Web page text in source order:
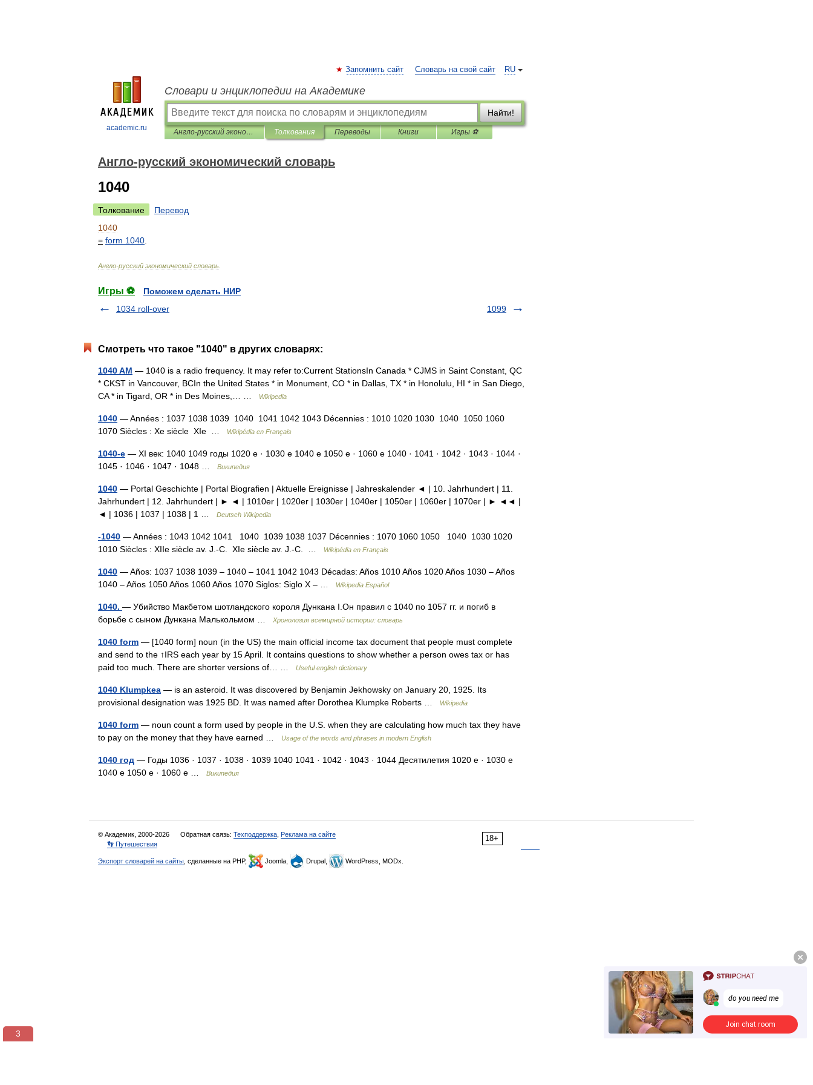
academic.ru
RU
Запомнить сайт Словарь на свой сайт
Словари и энциклопедии на Академике
Найти!
Англо-русский экономический словарь Толкования Переводы Книги Игры ⚽
Англо-русский экономический словарь
1040
Толкование
Перевод
1040
= form 1040
Англо-русский экономический словарь
Игры ⚽
Поможем сделать НИР
1034 roll-over
1099
Смотреть что такое "1040" в других словарях:
1040 AM — 1040 is a radio frequency. It may refer to:Current StationsIn Canada * CJMS in Saint Constant, QC
* CKST in Vancouver, BCIn the United States * in Monument, CO * in Dallas, TX * in Honolulu, HI * in San Diego,
CA * in Tigard, OR * in Des Moines,… …
Wikipedia
1040 — Années : 1037 1038 1039 1040 1041 1042 1043 Décennies : 1010 1020 1030 1040 1050 1060
1070 Siècles : Xe siècle XIe …
Wikipédia en Français
1040-е — XI век: 1040 1049 годы 1020 е · 1030 е 1040 е 1050 е · 1060 е 1040 · 1041 · 1042 · 1043 · 1044 ·
1045 · 1046 · 1047 · 1048 …
Википедия
1040 — Portal Geschichte | Portal Biografien | Aktuelle Ereignisse | Jahreskalender ◄ | 10. Jahrhundert | 11.
Jahrhundert | 12. Jahrhundert | ► ◄ | 1010er | 1020er | 1030er | 1040er | 1050er | 1060er | 1070er | ► ◄◄ |
◄ | 1036 | 1037 | 1038 | 1 …
Deutsch Wikipedia
-1040 — Années : 1043 1042 1041 1040 1039 1038 1037 Décennies : 1070 1060 1050 1040 1030 1020
1010 Siècles : XIIe siècle av. J.‑C. XIe siècle av. J.‑C. …
Wikipédia en Français
1040 — Años: 1037 1038 1039 – 1040 – 1041 1042 1043 Décadas: Años 1010 Años 1020 Años 1030 – Años
1040 – Años 1050 Años 1060 Años 1070 Siglos: Siglo X – …
Wikipedia Español
1040. — Убийство Макбетом шотландского короля Дункана I.Он правил с 1040 по 1057 гг. и погиб в
борьбе с сыном Дункана Малькольмом …
Хронология всемирной истории: словарь
1040 form — [1040 form] noun (in the US) the main official income tax document that people must complete
and send to the ↑IRS each year by 15 April. It contains questions to show whether a person owes tax or has
paid too much. There are shorter versions of… …
Useful english dictionary
1040 Klumpkea — is an asteroid. It was discovered by Benjamin Jekhowsky on January 20, 1925. Its
provisional designation was 1925 BD. It was named after Dorothea Klumpke Roberts …
Wikipedia
1040 form — noun count a form used by people in the U.S. when they are calculating how much tax they have
to pay on the money that they have earned …
Usage of the words and phrases in modern English
1040 год — Годы 1036 · 1037 · 1038 · 1039 1040 1041 · 1042 · 1043 · 1044 Десятилетия 1020 е · 1030 е
1040 е 1050 е · 1060 е …
Википедия
18+
© Академик, 2000-2026 Обратная связь: Техподдержка Реклама на сайте
👣 Путешествия
Экспорт словарей на сайты , сделанные на PHP, Joomla, Drupal, WordPress, MODx.
3